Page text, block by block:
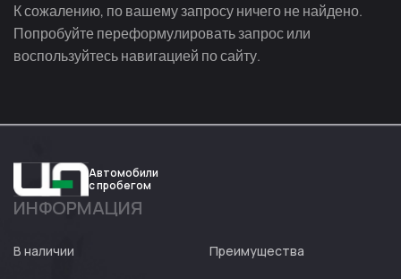
К сожалению, по вашему запросу ничего не найдено.
Попробуйте переформулировать запрос или
воспользуйтесь навигацией по сайту.
Авто
Автомобили
с пробегом
ИНФОРМАЦИЯ
В наличии Преимущества